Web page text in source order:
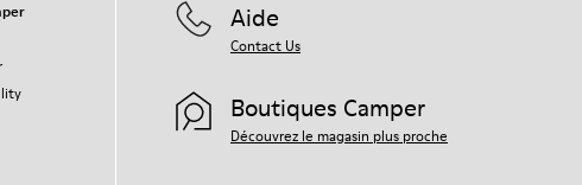
Pour obtenir des instructions détaillées
sur l’entretien de votre paire de
d’entretien des chaussures
Aide
Contact Us
Boutiques Camper
Découvrez le magasin plus proche